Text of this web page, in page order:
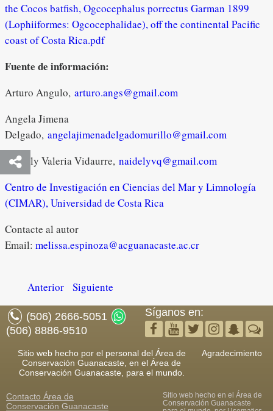
the Cocos batfish, Ogcocephalus porrectus Garman 1899
(Lophiiformes: Ogcocephalidae), off the continental Pacific
coast of Costa Rica.pdf
Fuente de información:
Arturo Angulo, arturo.angs@gmail.com
Angela Jimena
Delgado, angelajimenadelgadomurillo@gmail.com
Naidely Valeria Vidaurre, naidelyvq@gmail.com
Centro de Investigación en Ciencias del Mar y Limnología
(CIMAR), Universidad de Costa Rica
Contacte al autor
Email: melissa.espinoza@acguanacaste.ac.cr
Anterior Siguiente
(506) 2666-5051
(506) 8886-9510
Síganos en:
Sitio web hecho por el personal del Área de
Conservación Guanacaste, en el Área de
Conservación Guanacaste, para el mundo.
Agradecimiento
Contacto Área de
Conservación Guanacaste
Sitio web hecho en el Área de
Conservación Guanacaste